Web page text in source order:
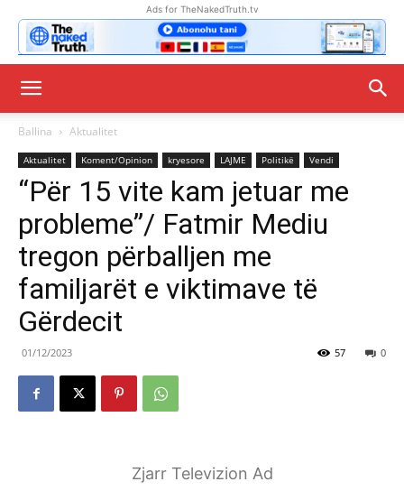
Ads for TheNakedTruth.tv
Ballina Aktualitet
Aktualitet Koment/Opinion kryesore LAJME Politikë Vendi
“Për 15 vite kam jetuar me
probleme”/ Fatmir Mediu
tregon përballjen me
familjarët e viktimave të
Gërdecit
01/12/2023 0
57
Zjarr Televizion Ad